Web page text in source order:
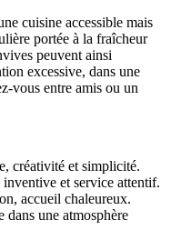
cuisine accessible mais
portée à la fraîcheur
peuvent ainsi
excessive, dans une
vous entre amis ou un
créativité et simplicité.
inventive et service attentif.
accueil chaleureux.
dans une atmosphère